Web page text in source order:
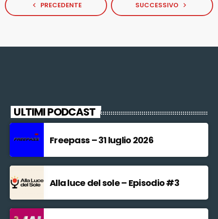
navigate_before PRECEDENTE SUCCESSIVO navigate_next
ULTIMI PODCAST
Freepass – 31 luglio 2026
Alla luce del sole – Episodio #3